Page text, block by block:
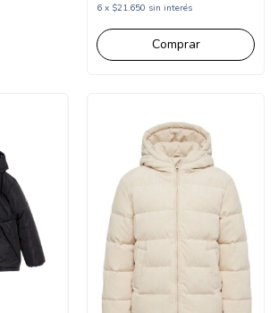
6 x $21.650 sin interés
Comprar